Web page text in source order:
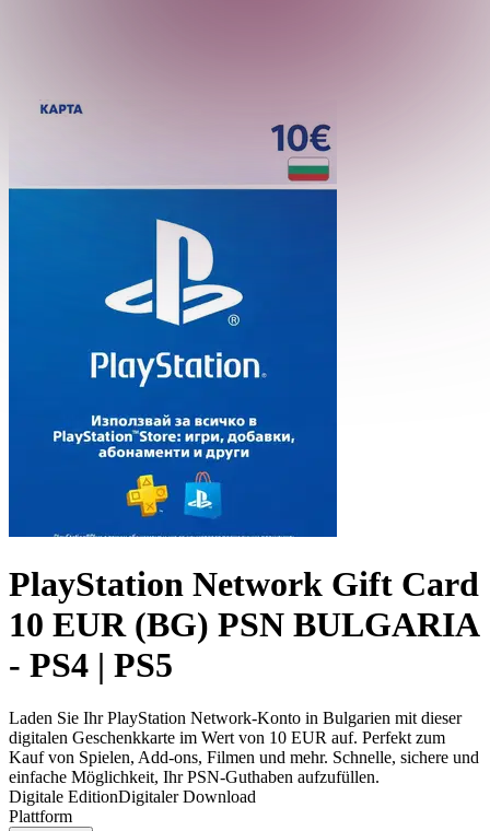
PlayStation Network Gift Card
10 EUR (BG) PSN BULGARIA
- PS4 | PS5
Laden Sie Ihr PlayStation Network-Konto in Bulgarien mit dieser
digitalen Geschenkkarte im Wert von 10 EUR auf. Perfekt zum
Kauf von Spielen, Add-ons, Filmen und mehr. Schnelle, sichere und
einfache Möglichkeit, Ihr PSN-Guthaben aufzufüllen.
Digitale EditionDigitaler Download
Plattform